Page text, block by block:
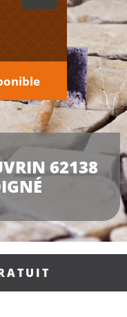
62138